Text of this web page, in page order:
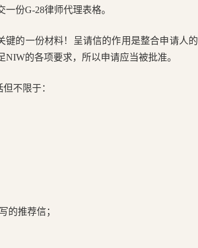
份G-28律师代理表格。
的一份材料！呈请信的作用是整合申请人的
的各项要求，所以申请应当被批准。
不限于：
的推荐信；